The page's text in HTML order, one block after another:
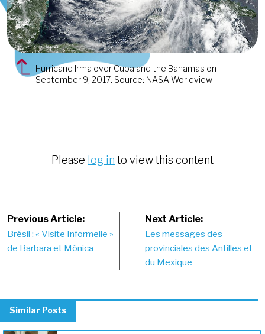
Hurricane Irma over Cuba and the Bahamas on
September 9, 2017. Source: NASA Worldview
Please log in to view this content
Post
navigation
Previous Article:
Brésil : « Visite Informelle »
de Barbara et Mónica
Next Article:
Les messages des
provinciales des Antilles et
du Mexique
Similar Posts